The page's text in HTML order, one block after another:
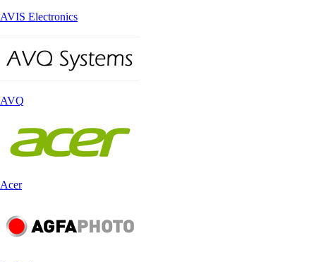
AVIS Electronics
AVQ
Acer